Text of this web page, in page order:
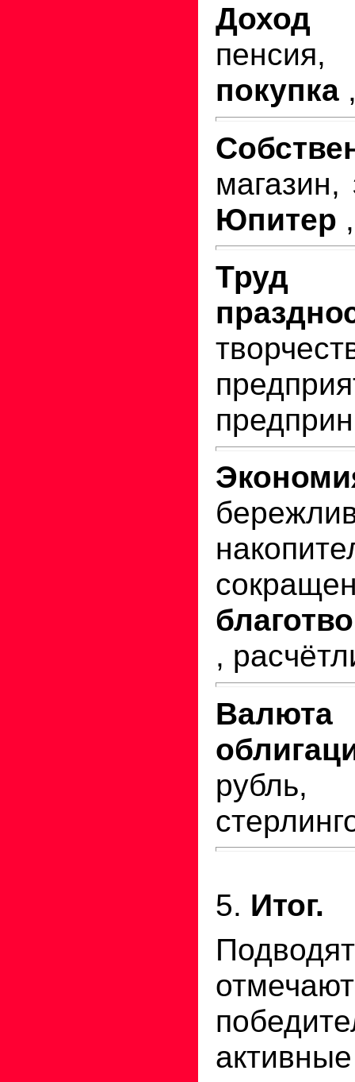
покупка
Юпитер
,
5. Итог.